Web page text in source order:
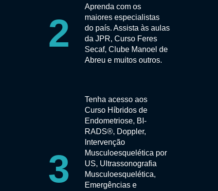
2
Aprenda com os
maiores especialistas
do país. Assista às aulas
da JPR, Curso Feres
Secaf, Clube Manoel de
Abreu e muitos outros.
3
Tenha acesso aos
Curso Híbridos de
Endometriose, BI-
RADS®, Doppler,
Intervenção
Musculoesquelética por
US, Ultrassonografia
Musculoesquelética,
Emergências e